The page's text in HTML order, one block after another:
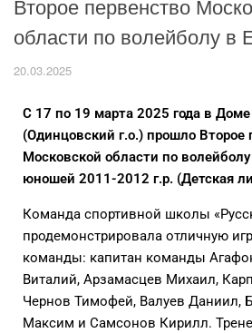
Второе первенство
области по волейболу в
20.03.2025
С 17 по 19 марта 2025 года в
(Одинцовский г.о.) прошло Второе
Московской области по
юношей 2011-2012 г.р. (Детская
Команда спортивной школы
продемонстрировала отличную
команды: капитан команды
Виталий, Арзамасцев Михаил,
Чернов Тимофей, Валуев Даниил,
Максим и Самсонов Кирилл.